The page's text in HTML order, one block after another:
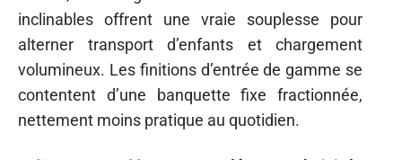
inclinables offrent une vraie souplesse pour
alterner transport d’enfants et chargement
volumineux. Les finitions d’entrée de gamme se
contentent d’une banquette fixe fractionnée,
nettement moins pratique au quotidien.